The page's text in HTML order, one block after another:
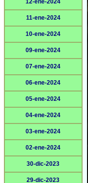
12-ene-2024
11-ene-2024
10-ene-2024
09-ene-2024
07-ene-2024
06-ene-2024
05-ene-2024
04-ene-2024
03-ene-2024
02-ene-2024
30-dic-2023
29-dic-2023